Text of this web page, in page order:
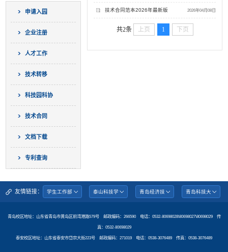
申请入园
企业注册
人才工作
技术转移
科技园科协
技术合同
文档下载
专利查询
技术合同范本2026年最新版 2026年04月08日
共2条 上页 1 下页
友情链接：
青岛校区地址：山东省青岛市黄岛区前湾港路579号 邮政编码：266590 电话：0532-80698028\80698027\80698029 传
真：0532-80698029
泰安校区地址：山东省泰安市岱宗大街223号 邮政编码：271019 电话：0538-3076489 传真：0538-3076489